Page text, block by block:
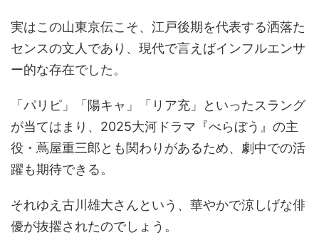
実はこの山東京伝こそ、江戸後期を代表する洒落た
センスの文人であり、現代で言えばインフルエンサ
ー的な存在でした。
「パリピ」「陽キャ」「リア充」といったスラング
が当てはまり、2025大河ドラマ『べらぼう』の主
役・蔦屋重三郎とも関わりがあるため、劇中での活
躍も期待できる。
それゆえ古川雄大さんという、華やかで涼しげな俳
優が抜擢されたのでしょう。